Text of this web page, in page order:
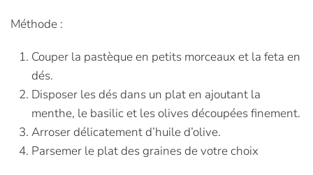
Méthode :
Couper la pastèque en petits morceaux et la feta en
dés.
Disposer les dés dans un plat en ajoutant la
menthe, le basilic et les olives découpées finement.
Arroser délicatement d’huile d’olive.
Parsemer le plat des graines de votre choix